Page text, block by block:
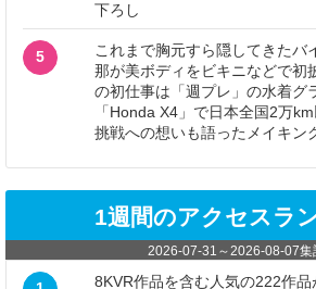
下ろし
5
これまで胸元すら隠してきたバ
那が美ボディをビキニなどで初
の初仕事は「週プレ」の水着グ
「Honda X4」で日本全国2万
挑戦への想いも語ったメイキン
1週間のアクセスラ
2026-07-31 ～2026-08-07集
8KVR作品を含む人気の222作